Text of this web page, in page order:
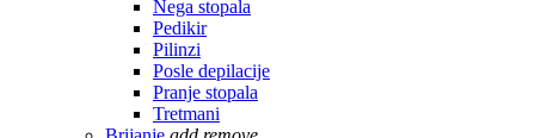
Nega stopala
Pedikir
Pilinzi
Posle depilacije
Pranje stopala
Tretmani